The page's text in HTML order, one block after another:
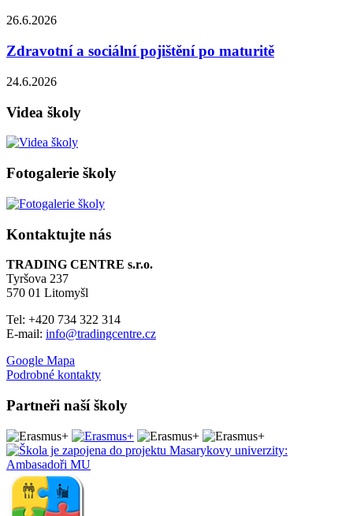
26.6.2026
Zdravotní a sociální pojištění po maturitě
24.6.2026
Videa školy
Fotogalerie školy
Kontaktujte nás
TRADING CENTRE s.r.o.
Tyršova 237
570 01 Litomyšl
Tel: +420 734 322 314
E-mail: info@tradingcentre.cz
Google Mapa
Podrobné kontakty
Partneři naší školy